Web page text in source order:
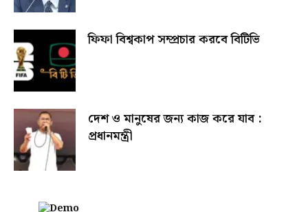
ফিফা বিশ্বকাপ সম্প্রচার করবে বিটিভি
দেশ ও মানুষের জন্য কাজ করে যাব :
প্রধানমন্ত্রী